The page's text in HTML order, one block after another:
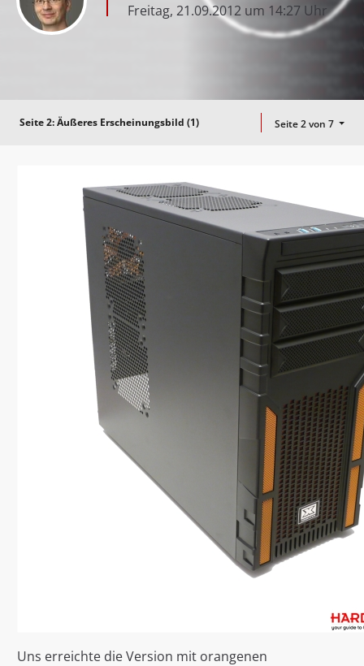
Freitag, 21.09.2012 um 14:27 Uhr
Seite 2:Äußeres Erscheinungsbild (1) Seite 2 von 7
Uns erreichte die Version mit orangenen